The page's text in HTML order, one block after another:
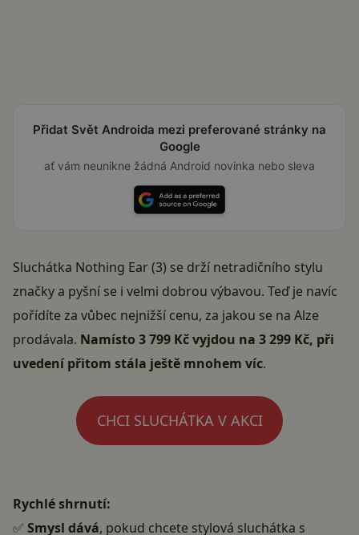
Přidat Svět Androida mezi preferované stránky na
Google
ať vám neunikne žádná Android novinka nebo sleva
Sluchátka Nothing Ear (3) se drží netradičního stylu
značky a pyšní se i velmi dobrou výbavou. Teď je navíc
pořídíte za vůbec nejnižší cenu, za jakou se na Alze
prodávala. Namísto 3 799 Kč vyjdou na 3 299 Kč, při
uvedení přitom stála ještě mnohem víc.
CHCI SLUCHÁTKA V AKCI
Rychlé shrnutí:
✅ Smysl dává, pokud chcete stylová sluchátka s